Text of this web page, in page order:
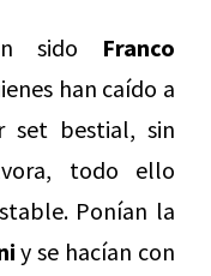
sido Franco
han caído a
set bestial, sin
todo ello
Ponían la
y se hacían con